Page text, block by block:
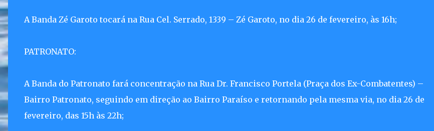
A Banda Zé Garoto tocará na Rua Cel. Serrado, 1339 – Zé Garoto, no dia 26 de fevereiro, às 16h;
PATRONATO:
A Banda do Patronato fará concentração na Rua Dr. Francisco Portela (Praça dos Ex-Combatentes) –
Bairro Patronato, seguindo em direção ao Bairro Paraíso e retornando pela mesma via, no dia 26 de
fevereiro, das 15h às 22h;